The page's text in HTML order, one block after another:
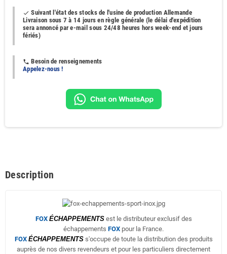
done Suivant l'état des stocks de l'usine de production Allemande
Livraison sous 7 à 14 jours en règle générale (le délai d'expédition
sera annoncé par e-mail sous 24/48 heures hors week-end et jours
fériés)
phone Besoin de renseignements
Appelez-nous !
Description
FOX ÉCHAPPEMENTSest le distributeur exclusif des
échappements FOX pour la France.
FOX ÉCHAPPEMENTSs'occupe de toute la distribution des produits
auprès de nos divers revendeurs et pour les particuliers directement